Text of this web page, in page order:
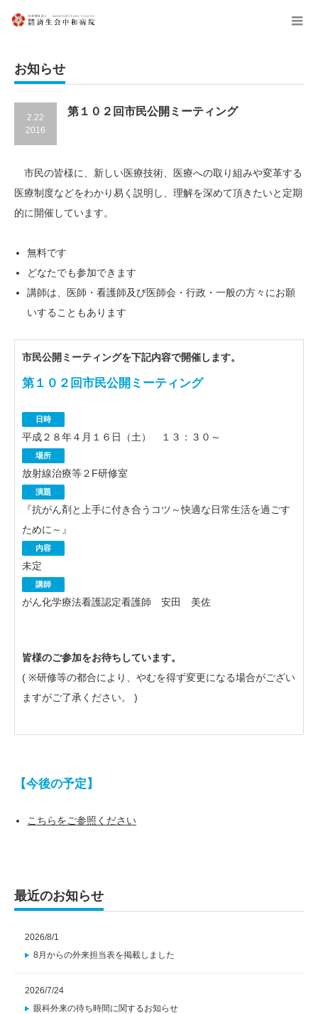
menu
お知らせ
2.22
2016
第１０２回市民公開ミーティング
市民の皆様に、新しい医療技術、医療への取り組みや変革する
医療制度などをわかり易く説明し、理解を深めて頂きたいと定期
的に開催しています。
無料です
どなたでも参加できます
講師は、医師・看護師及び医師会・行政・一般の方々にお願
いすることもあります
市民公開ミーティングを下記内容で開催します。
第１０２回市民公開ミーティング
日時
平成２８年４月１６日（土） １３：３０～
場所
放射線治療等２F研修室
演題
『抗がん剤と上手に付き合うコツ～快適な日常生活を過ごす
ために～』
内容
未定
講師
がん化学療法看護認定看護師 安田 美佐
皆様のご参加をお待ちしています。
( ※研修等の都合により、やむを得ず変更になる場合がござい
ますがご了承ください。 )
【今後の予定】
こちらをご参照ください
最近のお知らせ
2026/8/1
8月からの外来担当表を掲載しました
2026/7/24
眼科外来の待ち時間に関するお知らせ